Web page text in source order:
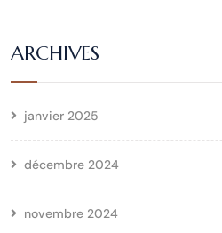
ARCHIVES
janvier 2025
décembre 2024
novembre 2024